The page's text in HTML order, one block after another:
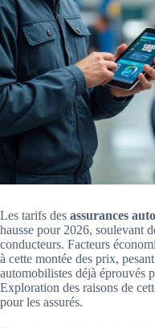
Les tarifs des assurances
hausse pour 2026, soulevant
conducteurs. Facteurs
à cette montée des prix,
automobilistes déjà éprouvés
Exploration des raisons de
pour les assurés.